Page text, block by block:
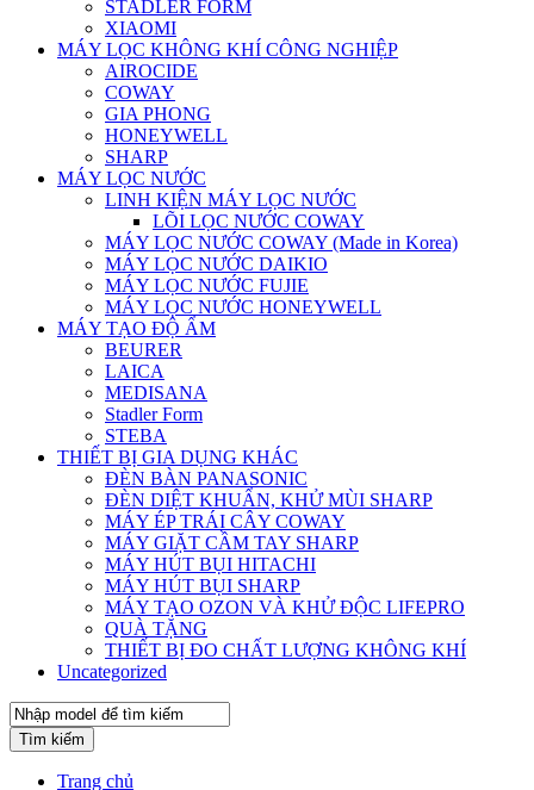
STADLER FORM
XIAOMI
MÁY LỌC KHÔNG KHÍ CÔNG NGHIỆP
AIROCIDE
COWAY
GIA PHONG
HONEYWELL
SHARP
MÁY LỌC NƯỚC
LINH KIỆN MÁY LỌC NƯỚC
LÕI LỌC NƯỚC COWAY
MÁY LỌC NƯỚC COWAY (Made in Korea)
MÁY LỌC NƯỚC DAIKIO
MÁY LỌC NƯỚC FUJIE
MÁY LỌC NƯỚC HONEYWELL
MÁY TẠO ĐỘ ẨM
BEURER
LAICA
MEDISANA
Stadler Form
STEBA
THIẾT BỊ GIA DỤNG KHÁC
ĐÈN BÀN PANASONIC
ĐÈN DIỆT KHUẨN, KHỬ MÙI SHARP
MÁY ÉP TRÁI CÂY COWAY
MÁY GIẶT CẦM TAY SHARP
MÁY HÚT BỤI HITACHI
MÁY HÚT BỤI SHARP
MÁY TẠO OZON VÀ KHỬ ĐỘC LIFEPRO
QUÀ TẶNG
THIẾT BỊ ĐO CHẤT LƯỢNG KHÔNG KHÍ
Uncategorized
Tìm kiếm
Trang chủ